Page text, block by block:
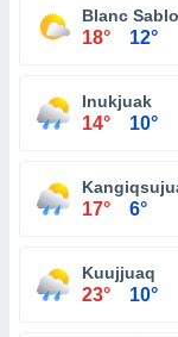
Blanc
18° 12°
Inukjuak
14° 10°
17° 6°
Kuujjuaq
23° 10°